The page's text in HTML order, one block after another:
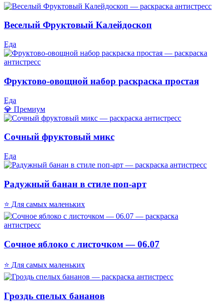
Веселый Фруктовый Калейдоскоп
Еда
Фруктово-овощной набор раскраска простая
Еда
💎 Премиум
Сочный фруктовый микс
Еда
Радужный банан в стиле поп-арт
⭐ Для самых маленьких
Сочное яблоко с листочком — 06.07
⭐ Для самых маленьких
Гроздь спелых бананов